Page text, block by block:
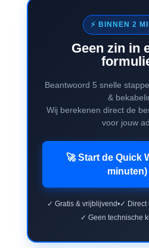
⚡ BINNEN 2
Geen zin in
Beantwoord 5 snelle
&
Wij berekenen direct de
voor jouw
🚀 Start de Quick
✓ Gratis & vrijblijvend•✓ Direct
✓ Geen technische